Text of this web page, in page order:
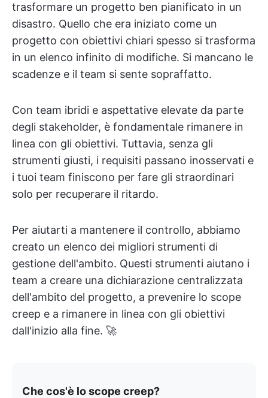
trasformare un progetto ben pianificato in un
disastro. Quello che era iniziato come un
progetto con obiettivi chiari spesso si trasforma
in un elenco infinito di modifiche. Si mancano le
scadenze e il team si sente sopraffatto.
Con team ibridi e aspettative elevate da parte
degli stakeholder, è fondamentale rimanere in
linea con gli obiettivi. Tuttavia, senza gli
strumenti giusti, i requisiti passano inosservati e
i tuoi team finiscono per fare gli straordinari
solo per recuperare il ritardo.
Per aiutarti a mantenere il controllo, abbiamo
creato un elenco dei migliori strumenti di
gestione dell'ambito. Questi strumenti aiutano i
team a creare una dichiarazione centralizzata
dell'ambito del progetto, a prevenire lo scope
creep e a rimanere in linea con gli obiettivi
dall'inizio alla fine. 🚀
Che cos'è lo scope creep?